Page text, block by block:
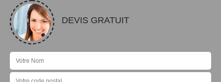
DEVIS GRATUIT